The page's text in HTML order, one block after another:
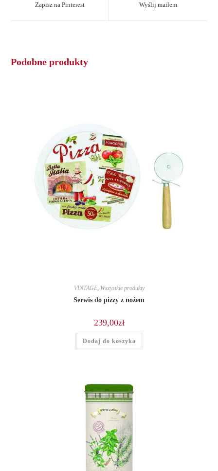
Zapisz na Pinterest
new
Wyślij mailem
Podobne produkty
VINTAGE, Wszystkie produkty
Serwis do pizzy z nożem
239,00zł
Dodaj do koszyka